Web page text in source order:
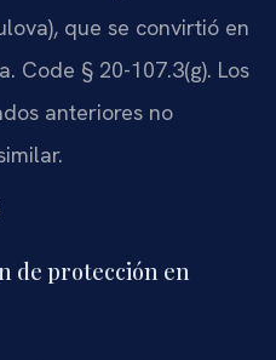
que se convirtió en
Code § 20-107.3(g). Los
anteriores no
de protección en